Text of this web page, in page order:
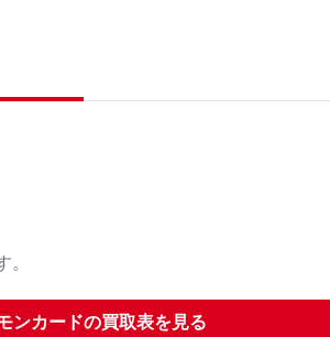
ンカードの買取表を見る